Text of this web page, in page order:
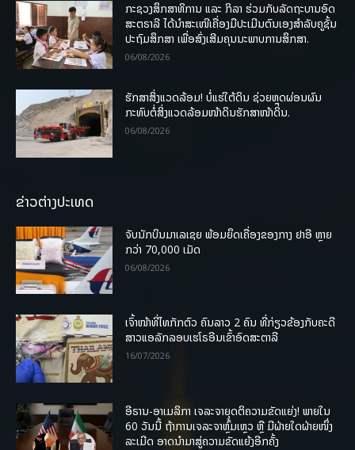
ກະຊວງສຶກສາທິການ ແລະ ກິລາ ຮ່ວມກັບລັດຖະບານອົດ
ສະຕຣາລີ ໄດ້ນຳສະເໜີເຄື່ອງມືປະເມີນຕົນເອງສຳລັບຄູຊັ້ນ
ປະຖົມສຶກສາ ເພື່ອສົ່ງເສີມຄຸນນະພາບການສຶກສາ.
06/08/2026
ຮັກສາສິ່ງແວດລ້ອມ! ບໍ່ແຮ່ໃຕ້ດິນ ຊ່ວຍຫຼຸດຜ່ອນຜົນ
ກະທົບຕໍ່ສິ່ງແວດລ້ອມໜ້າດິນຮັກສາໜ້າດິນ.
06/08/2026
ຂ່າວຕ່າງປະເທດ
ຈັບນັກບິນມາເລເຊຍ ພ້ອມຍຶດເຄື່ອງຂອງກາງ ຢາອີ ຫຼາຍ
ກວ່າ 70,000 ເມັດ
06/08/2026
ເຈົ້າໜ້າທີ່ໄທກັກຕົວ ຄົນລາວ 2 ຄົນ ທີ່ກ່ຽວຂ້ອງກັບຄະດີ
ສາວແອລັກລອບເຮໂຣອີນເຂົ້າອົດສະຕາລີ
16/07/2026
ອີຣານ-ອາເມລິກາ ເຈລະຈາຍຸດຕິຄວາມຂັດແຍ່ງ! ພາຍໃນ
60 ວັນນີ້ ຖ້າການເຈລະຈາຫຼົ້ມເຫຼວ ຫຼື ມີຝ່າຍໃດຝ່າຍໜຶ່ງ
ລະເມີດ ອາດນໍາມາສູ່ຄວາມຂັດແຍ້ງອີກຄັ້ງ